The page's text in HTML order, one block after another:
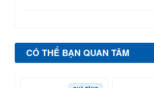
CÓ THỂ BẠN QUAN TÂM